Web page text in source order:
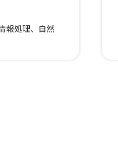
報処理、自然